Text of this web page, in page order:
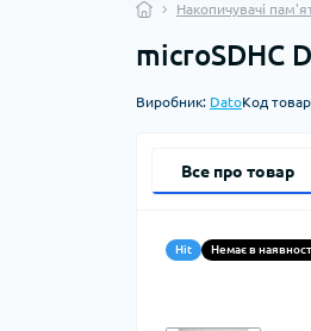
Накопичувачі
microSDHC
Виробник: DatoКод
Все про товар
Hit Немає в